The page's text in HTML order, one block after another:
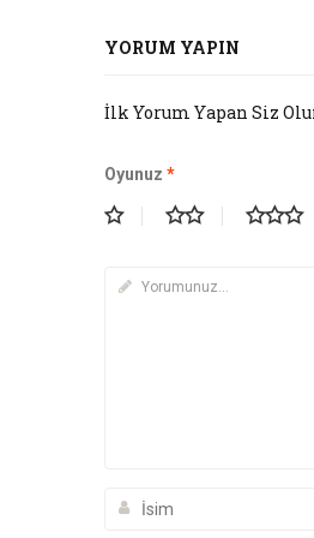
YORUM YAPIN
İlk Yorum Yapan Siz
Oyunuz *